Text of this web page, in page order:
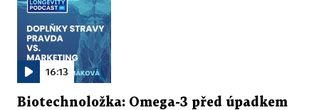
16:13
Biotechnoložka: Omega-3 před úpadkem